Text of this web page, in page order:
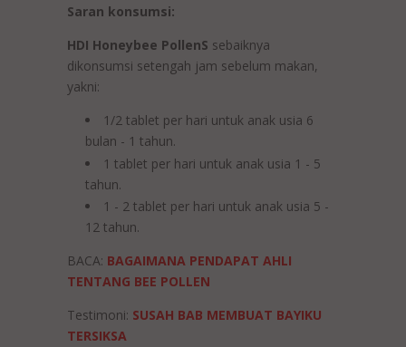
Saran konsumsi:
HDI Honeybee PollenS sebaiknya
dikonsumsi setengah jam sebelum makan,
yakni:
1/2 tablet per hari untuk anak usia 6
bulan - 1 tahun.
1 tablet per hari untuk anak usia 1 - 5
tahun.
1 - 2 tablet per hari untuk anak usia 5 -
12 tahun.
BACA: BAGAIMANA PENDAPAT AHLI
TENTANG BEE POLLEN
Testimoni: SUSAH BAB MEMBUAT BAYIKU
TERSIKSA